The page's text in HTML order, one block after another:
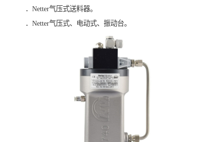
．Netter气压式送料器。
．Netter气压式、电动式、振动台。